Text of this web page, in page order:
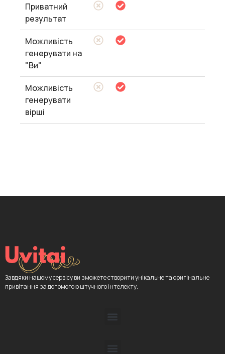
Приватний
результат
Можливість
генерувати на
"Ви"
Можливість
генерувати
вірші
Завдяки нашому сервісу ви зможете створити унікальне та оригінальне
привітання за допомогою штучного інтелекту.